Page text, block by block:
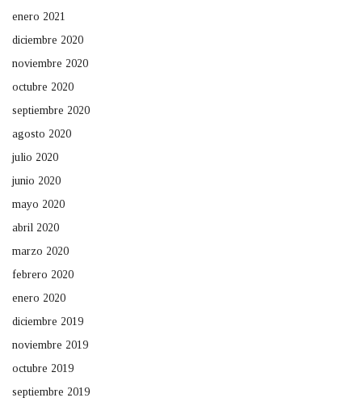
enero 2021
diciembre 2020
noviembre 2020
octubre 2020
septiembre 2020
agosto 2020
julio 2020
junio 2020
mayo 2020
abril 2020
marzo 2020
febrero 2020
enero 2020
diciembre 2019
noviembre 2019
octubre 2019
septiembre 2019